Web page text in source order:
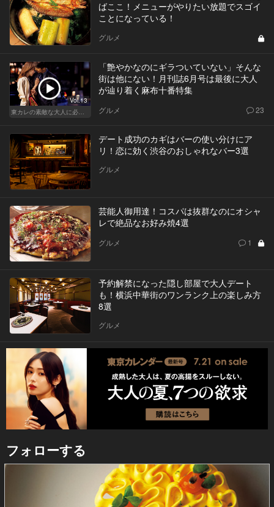
ばここ！メニューがやりたい放題でスゴイ
ことになっている！
グルメ
Vol.13
「艶やかなのにギラついていない」そんな
街は他にない！月刊誌6月号は最後に大人
が辿り着く麻布十番特集
グルメ 23
デート成功のカギはバーの使い分けにア
リ！恋に効く渋谷のおしゃれなバー3選
グルメ
芸能人御用達！コスパは抜群なのにオシャ
レで絶品なお好み焼4選
グルメ 1
予約解禁になった隠し部屋で大人デート
も！横浜中華街のワンランク上の楽しみ方
8選
グルメ
フォローする